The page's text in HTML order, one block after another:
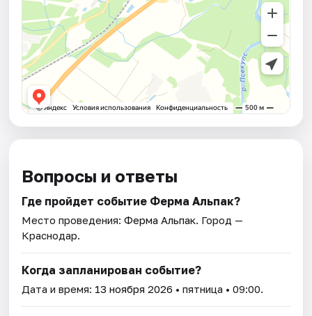
Вопросы и ответы
Где пройдет событие Ферма Альпак?
Место проведения:Ферма Альпак. Город —
Краснодар.
Когда запланирован событие?
Дата и время: 13 ноября 2026 • пятница • 09:00.